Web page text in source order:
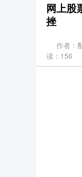
网上股
挫
作者：
读：156